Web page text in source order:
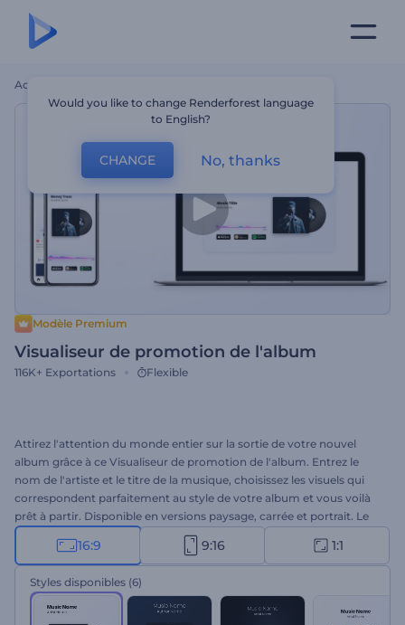
Accueil
Modèle Premium
Visualiseur de promotion de l'album
116K+ Exportations Flexible
Attirez l'attention du monde entier sur la sortie de votre nouvel
album grâce à ce Visualiseur de promotion de l'album. Entrez le
nom de l'artiste et le titre de la musique, choisissez les visuels qui
correspondent parfaitement au style de votre album et vous voilà
prêt à partir. Disponible en versions paysage, carrée et portrait. Le
succès est peut-être plus proche que vous ne le pensez. Essayez
sans plus attendre !
16:9 9:16 1:1
Styles disponibles (6)
Would you like to change Renderforest language
to English?
CHANGE No, thanks